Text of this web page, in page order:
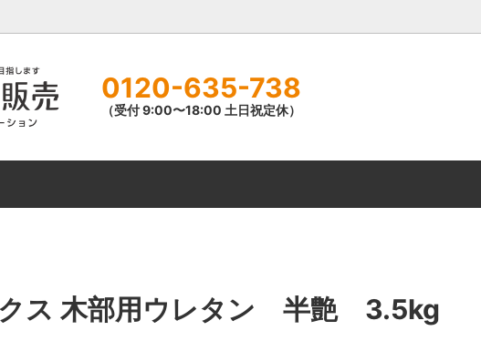
0120-635-738
（受付 9:00〜18:00 土日祝定休）
関西パテ化工 オリエンタル塗料工業
ペイントローラー ローラー用品
クリヤー塗料 養生用品
ス 木部用ウレタン 半艶 3.5kg